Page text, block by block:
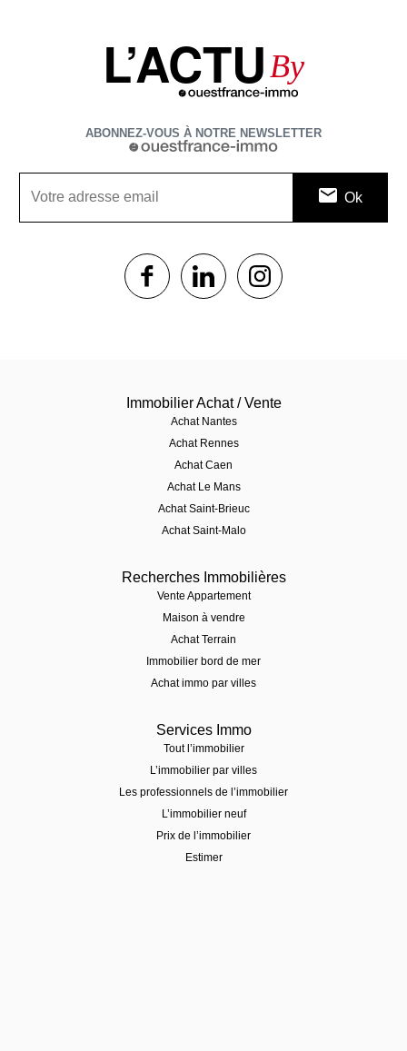
L’ACTU By
ABONNEZ-VOUS À NOTRE NEWSLETTER
1$s 1$s
Immobilier Achat / Vente
Achat Nantes
Achat Rennes
Achat Caen
Achat Le Mans
Achat Saint-Brieuc
Achat Saint-Malo
Recherches Immobilières
Vente Appartement
Maison à vendre
Achat Terrain
Immobilier bord de mer
Achat immo par villes
Services Immo
Tout l’immobilier
L’immobilier par villes
Les professionnels de l’immobilier
L’immobilier neuf
Prix de l’immobilier
Estimer